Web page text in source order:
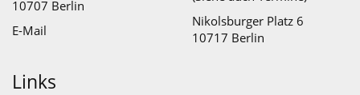
10707 Berlin
E-Mail
Nikolsburger Platz 6
10717 Berlin
Links